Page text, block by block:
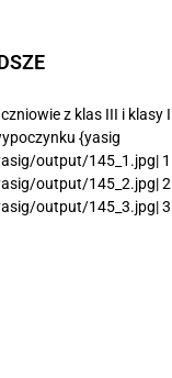
z klas III i klasy
{yasig
output/145_1.jpg|
output/145_2.jpg|
output/145_3.jpg|